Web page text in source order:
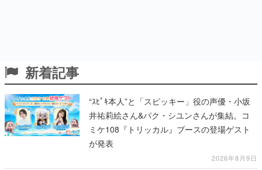
新着記事
“ｽﾋﾟｷ本人”と「スピッキー」役の声優・小坂
井祐莉絵さん&パク・シユンさんが集結。コ
ミケ108『トリッカル』ブースの登場ゲスト
が発表
2026年8月9日